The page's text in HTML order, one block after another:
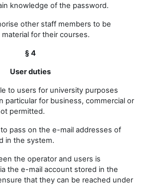
knowledge of the password.
other staff members to be
for their courses.
§ 4
User duties
to users for university purposes
particular for business, commercial or
permitted.
pass on the e-mail addresses of
in the system.
the operator and users is
the e-mail account stored in the
that they can be reached under